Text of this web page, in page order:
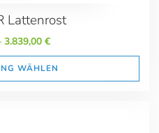
Lattenrost
3.839,00 €
WÄHLEN
Hannover Döhren